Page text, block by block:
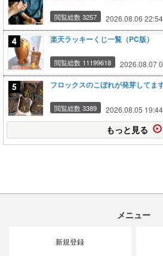
閲覧総数 3257 2026.08.06 22:54
楽天ラッキーくじ一覧（PC版）
閲覧総数 11199618 2026.08.07
フロックスのこぼれが発芽してます
閲覧総数 3389 2026.08.05 19:44
もっと見る
メニュー
新規登録